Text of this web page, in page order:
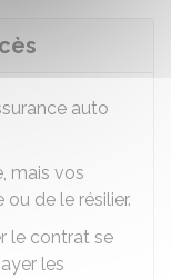
auto
mais vos
de le résilier.
le contrat se
les